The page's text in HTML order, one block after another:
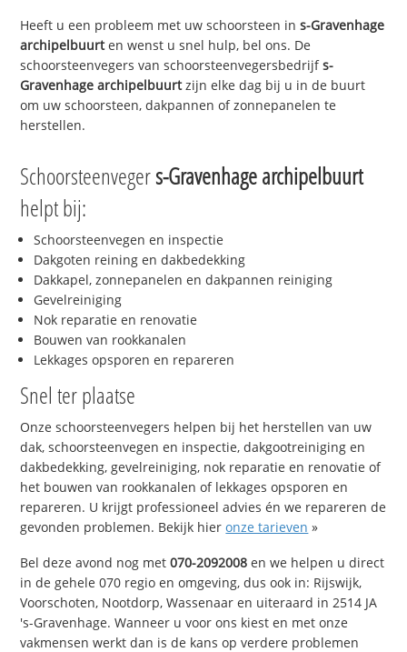
Heeft u een probleem met uw schoorsteen ins-Gravenhage
archipelbuurten wenst u snel hulp, bel ons. De
schoorsteenvegers van schoorsteenvegersbedrijfs-
Gravenhage archipelbuurtzijn elke dag bij u in de buurt
om uw schoorsteen, dakpannen of zonnepanelen te
herstellen.
Schoorsteenvegers-Gravenhage archipelbuurt
helpt bij:
Schoorsteenvegen en inspectie
Dakgoten reining en dakbedekking
Dakkapel, zonnepanelen en dakpannen reiniging
Gevelreiniging
Nok reparatie en renovatie
Bouwen van rookkanalen
Lekkages opsporen en repareren
Snel ter plaatse
Onze schoorsteenvegers helpen bij het herstellen van uw
dak, schoorsteenvegen en inspectie, dakgootreiniging en
dakbedekking, gevelreiniging, nok reparatie en renovatie of
het bouwen van rookkanalen of lekkages opsporen en
repareren. U krijgt professioneel advies én we repareren de
gevonden problemen. Bekijk hieronze tarieven »
Bel deze avond nog met070-2092008 en we helpen u direct
in de gehele 070 regio en omgeving, dus ook in: Rijswijk,
Voorschoten, Nootdorp, Wassenaar en uiteraard in 2514 JA
's-Gravenhage. Wanneer u voor ons kiest en met onze
vakmensen werkt dan is de kans op verdere problemen